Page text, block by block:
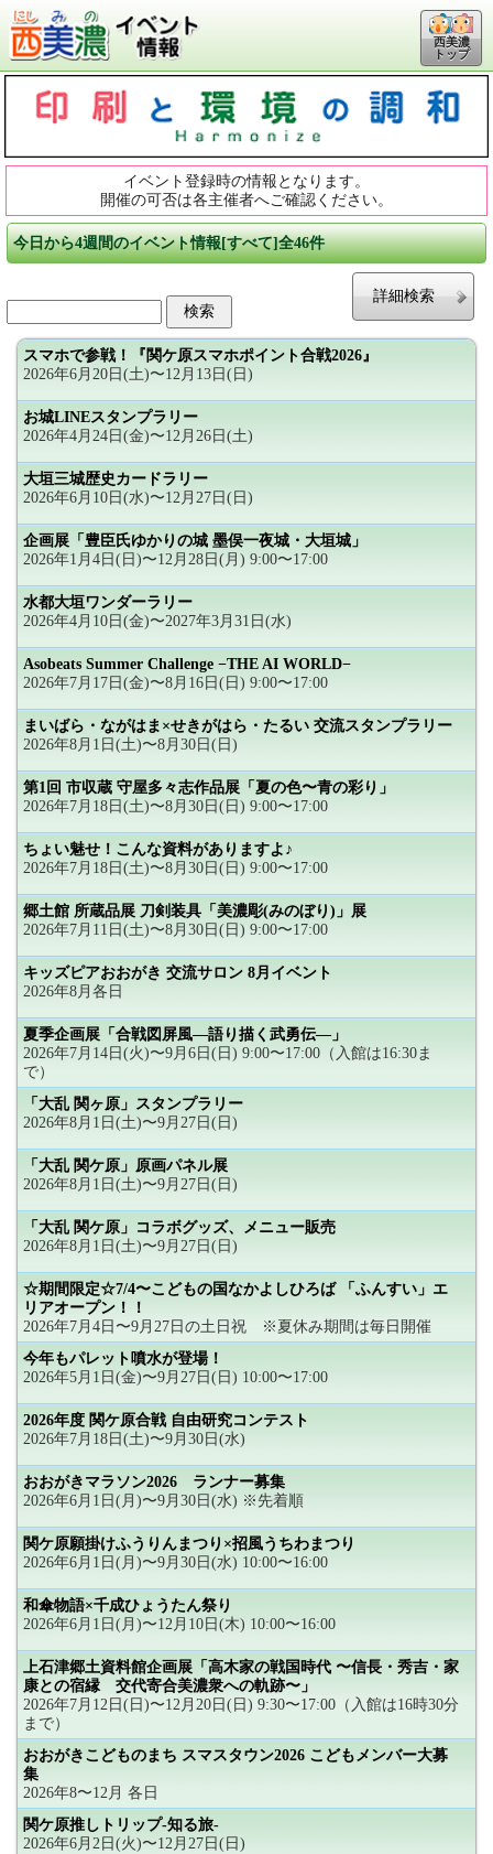
西美濃
トップ
イベント登録時の情報となります。
開催の可否は各主催者へご確認ください。
今日から4週間のイベント情報[すべて]全46件
詳細検索
スマホで参戦！『関ケ原スマホポイント合戦2026』
2026年6月20日(土)〜12月13日(日)
お城LINEスタンプラリー
2026年4月24日(金)〜12月26日(土)
大垣三城歴史カードラリー
2026年6月10日(水)〜12月27日(日)
企画展「豊臣氏ゆかりの城 墨俣一夜城・大垣城」
2026年1月4日(日)〜12月28日(月) 9:00〜17:00
水都大垣ワンダーラリー
2026年4月10日(金)〜2027年3月31日(水)
Asobeats Summer Challenge −THE AI WORLD−
2026年7月17日(金)〜8月16日(日) 9:00〜17:00
まいばら・ながはま×せきがはら・たるい 交流スタンプラリー
2026年8月1日(土)〜8月30日(日)
第1回 市収蔵 守屋多々志作品展「夏の色〜青の彩り」
2026年7月18日(土)〜8月30日(日) 9:00〜17:00
ちょい魅せ！こんな資料がありますよ♪
2026年7月18日(土)〜8月30日(日) 9:00〜17:00
郷土館 所蔵品展 刀剣装具「美濃彫(みのぼり)」展
2026年7月11日(土)〜8月30日(日) 9:00〜17:00
キッズピアおおがき 交流サロン 8月イベント
2026年8月各日
夏季企画展「合戦図屏風―語り描く武勇伝―」
2026年7月14日(火)〜9月6日(日) 9:00〜17:00（入館は16:30ま
で）
「大乱 関ヶ原」スタンプラリー
2026年8月1日(土)〜9月27日(日)
「大乱 関ケ原」原画パネル展
2026年8月1日(土)〜9月27日(日)
「大乱 関ケ原」コラボグッズ、メニュー販売
2026年8月1日(土)〜9月27日(日)
☆期間限定☆7/4〜こどもの国なかよしひろば 「ふんすい」エ
リアオープン！！
2026年7月4日〜9月27日の土日祝 ※夏休み期間は毎日開催
今年もパレット噴水が登場！
2026年5月1日(金)〜9月27日(日) 10:00〜17:00
2026年度 関ケ原合戦 自由研究コンテスト
2026年7月18日(土)〜9月30日(水)
おおがきマラソン2026 ランナー募集
2026年6月1日(月)〜9月30日(水) ※先着順
関ケ原願掛けふうりんまつり×招風うちわまつり
2026年6月1日(月)〜9月30日(水) 10:00〜16:00
和傘物語×千成ひょうたん祭り
2026年6月1日(月)〜12月10日(木) 10:00〜16:00
上石津郷土資料館企画展「高木家の戦国時代 〜信長・秀吉・家
康との宿縁 交代寄合美濃衆への軌跡〜」
2026年7月12日(日)〜12月20日(日) 9:30〜17:00（入館は16時30分
まで）
おおがきこどものまち スマスタウン2026 こどもメンバー大募
集
2026年8〜12月 各日
関ケ原推しトリップ-知る旅-
2026年6月2日(火)〜12月27日(日)